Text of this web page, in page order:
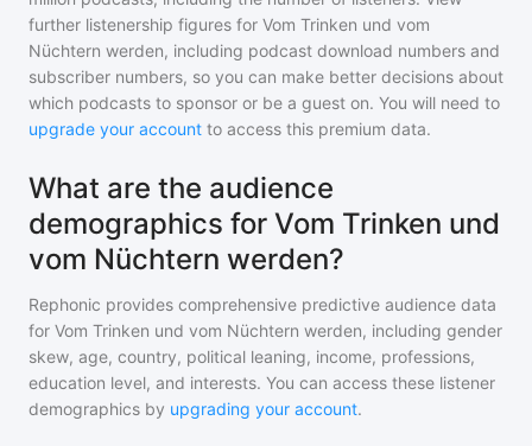
further listenership figures for Vom Trinken und vom
Nüchtern werden, including podcast download numbers and
subscriber numbers, so you can make better decisions about
which podcasts to sponsor or be a guest on. You will need to
upgrade your account to access this premium data.
What are the audience
demographics for Vom Trinken und
vom Nüchtern werden?
Rephonic provides comprehensive predictive audience data
for Vom Trinken und vom Nüchtern werden, including gender
skew, age, country, political leaning, income, professions,
education level, and interests. You can access these listener
demographics by upgrading your account.